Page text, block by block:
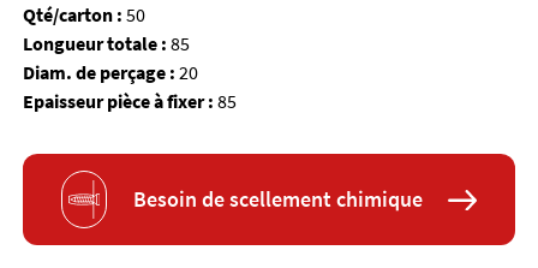
Qté/carton : 50
Longueur totale : 85
Diam. de perçage : 20
Epaisseur pièce à fixer : 85
Besoin de scellement chimique